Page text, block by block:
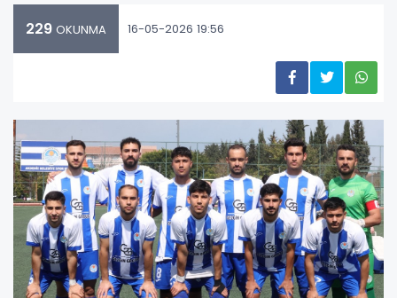
229 OKUNMA 16-05-2026 19:56